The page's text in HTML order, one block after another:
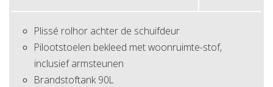
Plissé rolhor achter de schuifdeur
Pilootstoelen bekleed met woonruimte-stof,
inclusief armsteunen
Brandstoftank 90L